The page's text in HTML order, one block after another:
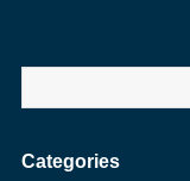
イ
内
Categories